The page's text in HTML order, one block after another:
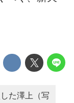
た澤上（写